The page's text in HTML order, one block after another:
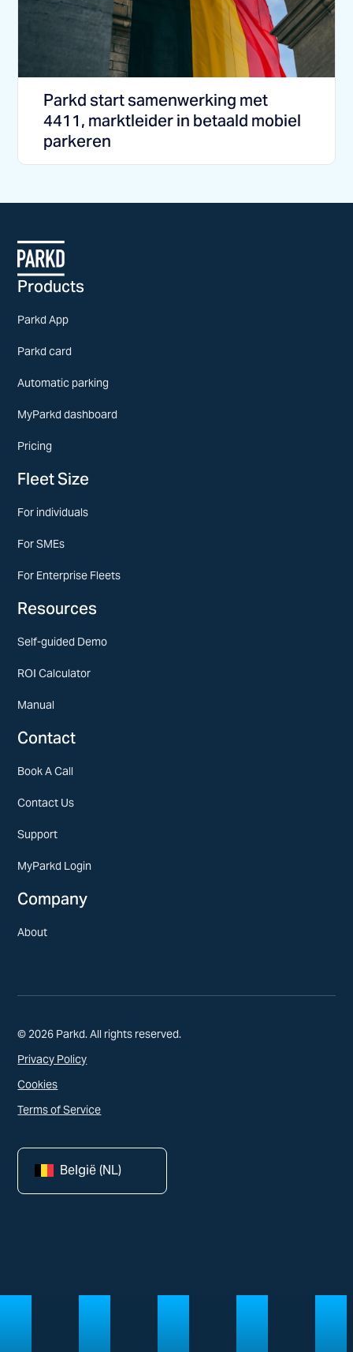
Parkd start samenwerking met
4411, marktleider in betaald mobiel
parkeren
Products
Parkd App
Parkd card
Automatic parking
MyParkd dashboard
Pricing
Fleet Size
For individuals
For SMEs
For Enterprise Fleets
Resources
Self-guided Demo
ROI Calculator
Manual
Contact
Book A Call
Contact Us
Support
MyParkd Login
Company
About
© 2026 Parkd. All rights reserved.
Privacy Policy
Cookies
Terms of Service
België (NL)